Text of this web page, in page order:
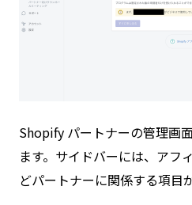
Shopify パートナーの管理画
ます。サイドバーには、アフ
どパートナーに関係する項目